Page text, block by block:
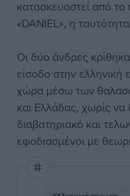
κατασκευαστεί από
«DANIEL», η
Οι δύο άνδρες
είσοδο στην ελληνική
χώρα μέσω των
και Ελλάδας, χωρίς
διαβατηριακό και
εφοδιασμένοι με